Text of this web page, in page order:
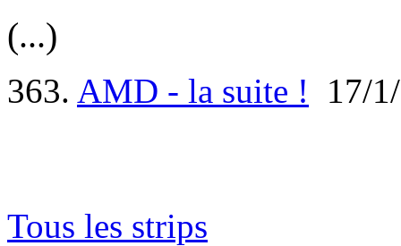
(...)
363. AMD - la suite ! 17/
Tous les strips